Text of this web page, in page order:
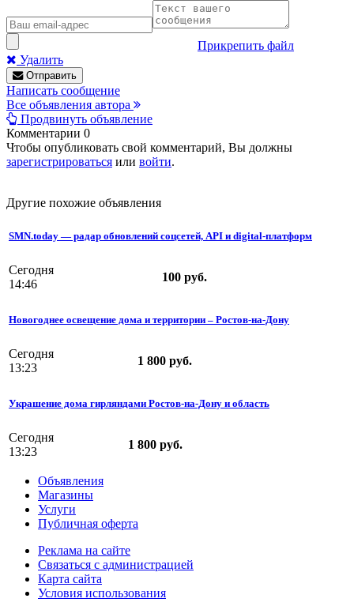
Прикрепить файл
Удалить
Отправить
Написать сообщение
Все объявления автора
Продвинуть объявление
Комментарии 0
Чтобы опубликовать свой комментарий, Вы должны
зарегистрироваться или войти.
Другие похожие объявления
SMN.today — радар обновлений соцсетей, API и digital-платформ
Сегодня
14:46
100 руб.
Новогоднее освещение дома и территории – Ростов-на-Дону
Сегодня
13:23
1 800 руб.
Украшение дома гирляндами Ростов-на-Дону и область
Сегодня
13:23
1 800 руб.
Объявления
Магазины
Услуги
Публичная оферта
Реклама на сайте
Связаться с администрацией
Карта сайта
Условия использования